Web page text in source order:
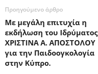
Προηγούμενο άρθρο
Με μεγάλη επιτυχία η
εκδήλωση του Ιδρύματος
ΧΡΙΣΤΙΝΑ Α. ΑΠΟΣΤΟΛΟΥ
για την Παιδοογκολογία
στην Κύπρο.